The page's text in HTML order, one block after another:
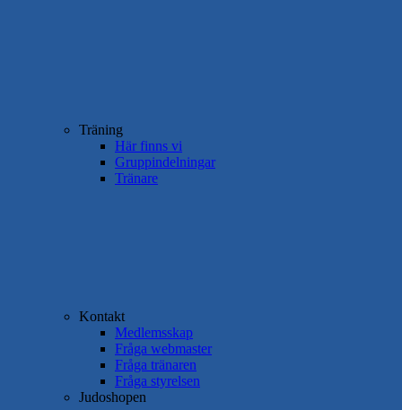
Träning
Här finns vi
Gruppindelningar
Tränare
Kontakt
Medlemsskap
Fråga webmaster
Fråga tränaren
Fråga styrelsen
Judoshopen